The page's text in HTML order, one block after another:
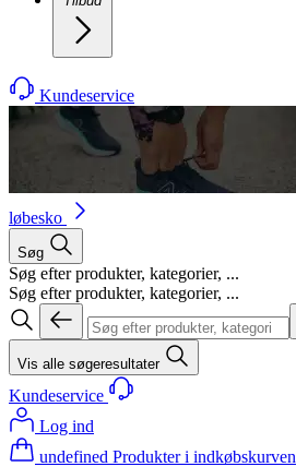
Kundeservice
løbesko
Søg
Søg efter produkter, kategorier, ...
Søg efter produkter, kategorier, ...
Vis alle søgeresultater
Kundeservice
Log ind
undefined Produkter i indkøbskurven